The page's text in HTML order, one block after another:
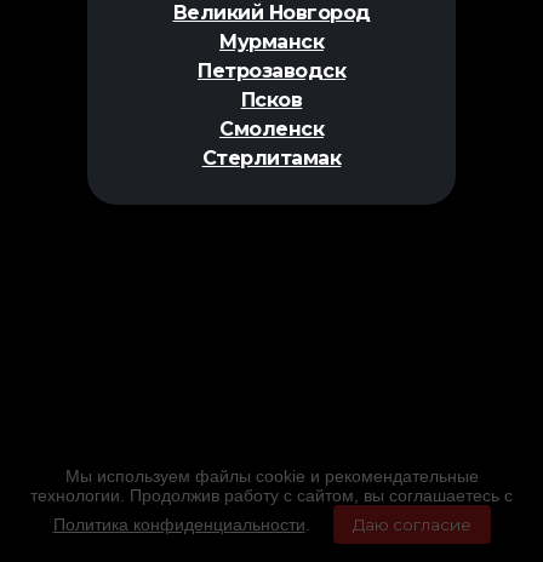
Великий Новгород
Мурманск
Петрозаводск
Псков
Смоленск
Стерлитамак
Мы используем файлы cookie и рекомендательные
технологии. Продолжив работу с сайтом, вы соглашаетесь с
Политика конфиденциальности
Даю согласие